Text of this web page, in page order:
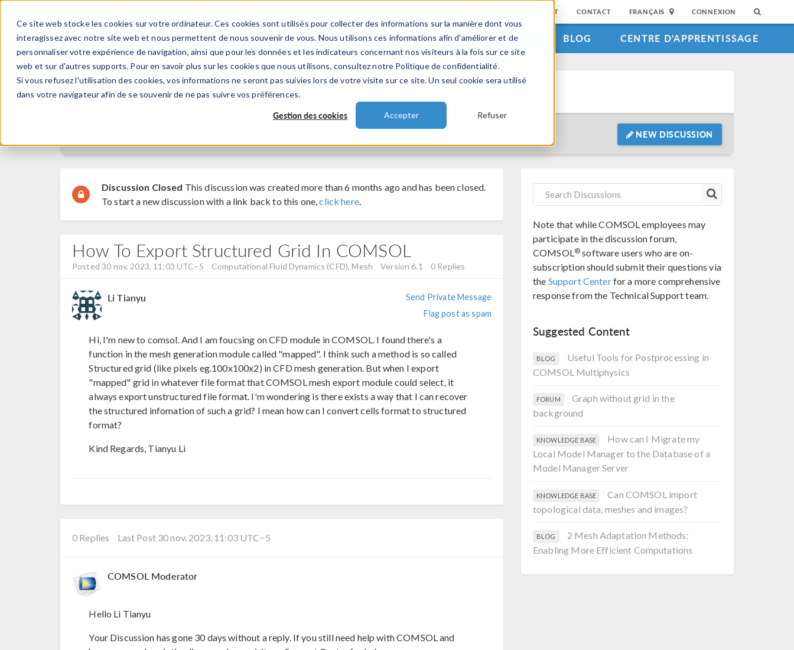
Ce site web stocke les cookies sur votre ordinateur. Ces cookies sont utilisés pour collecter des informations sur la manière dont vous
interagissez avec notre site web et nous permettent de nous souvenir de vous. Nous utilisons ces informations afin d'améliorer et de
personnaliser votre expérience de navigation, ainsi que pour les données et les indicateurs concernant nos visiteurs à la fois sur ce site
web et sur d'autres supports. Pour en savoir plus sur les cookies que nous utilisons, consultez notre Politique de confidentialité.
Si vous refusez l'utilisation des cookies, vos informations ne seront pas suivies lors de votre visite sur ce site. Un seul cookie sera utilisé
dans votre navigateur afin de se souvenir de ne pas suivre vos préférences.
Gestion des cookies Accepter Refuser
SUPPORT CONTACT FRANÇAIS CONNEXION
PRODUITS INDUSTRIES VIDEOS EVENEMENTS BLOG CENTRE D'APPRENTISSAGE
Discussion Forum
NEW DISCUSSION
Discussion Closed This discussion was created more than 6 months ago and has been closed.
To start a new discussion with a link back to this one,click here.
How To Export Structured Grid In COMSOL
Posted 30 nov. 2023, 11:03 UTC−5 Computational Fluid Dynamics (CFD), Mesh Version 6.1 0 Replies
Li Tianyu
Send Private Message
Flag post as spam
Hi, I'm new to comsol. And I am foucsing on CFD module in COMSOL. I found there's a
function in the mesh generation module called "mapped". I think such a method is so called
Structured grid (like pixels eg.100x100x2) in CFD mesh generation. But when I export
"mapped" grid in whatever file format that COMSOL mesh export module could select, it
always export unstructured file format. I'm wondering is there exists a way that I can recover
the structured infomation of such a grid? I mean how can I convert cells format to structured
format?
Kind Regards, Tianyu Li
0 Replies Last Post 30 nov. 2023, 11:03 UTC−5
COMSOL Moderator
Hello Li Tianyu
Your Discussion has gone 30 days without a reply. If you still need help with COMSOL and
Note that while COMSOL employees may
participate in the discussion forum,
COMSOL® software users who are on-
subscription should submit their questions via
the Support Centerfor a more comprehensive
response from the Technical Support team.
Suggested Content
BLOG
Useful Tools for Postprocessing in
COMSOL Multiphysics
FORUM
Graph without grid in the
background
KNOWLEDGE BASE
How can I Migrate my
Local Model Manager to the Database of a
Model Manager Server
KNOWLEDGE BASE
Can COMSOL import
topological data, meshes and images?
BLOG
2 Mesh Adaptation Methods:
Enabling More Efficient Computations